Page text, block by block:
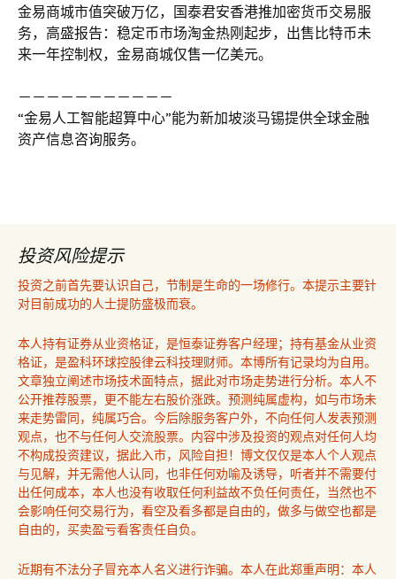
金易商城市值突破万亿，国泰君安香港推加密货币交易服
务，高盛报告：稳定币市场淘金热刚起步，出售比特币未
来一年控制权，金易商城仅售一亿美元。
－－－－－－－－－－－
“金易人工智能超算中心”能为新加坡淡马锡提供全球金融
资产信息咨询服务。
投资风险提示
投资之前首先要认识自己，节制是生命的一场修行。本提示主要针
对目前成功的人士提防盛极而衰。
本人持有证券从业资格证，是恒泰证券客户经理；持有基金从业资
格证，是盈科环球控股律云科技理财师。本博所有记录均为自用。
文章独立阐述市场技术面特点，据此对市场走势进行分析。本人不
公开推荐股票，更不能左右股价涨跌。预测纯属虚构，如与市场未
来走势雷同，纯属巧合。今后除服务客户外，不向任何人发表预测
观点，也不与任何人交流股票。内容中涉及投资的观点对任何人均
不构成投资建议，据此入市，风险自担！博文仅仅是本人个人观点
与见解，并无需他人认同，也非任何劝喻及诱导，听者并不需要付
出任何成本，本人也没有收取任何利益故不负任何责任，当然也不
会影响任何交易行为，看空及看多都是自由的，做多与做空也都是
自由的，买卖盈亏看客责任自负。
近期有不法分子冒充本人名义进行诈骗。本人在此郑重声明：本人